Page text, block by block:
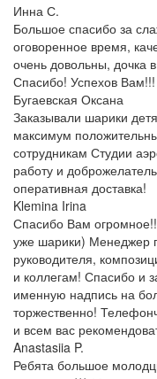
Инна С.
Большое спасибо за
оговоренное время,
очень довольны, дочка
Спасибо! Успехов Вам!!!
Бугаевская Оксана
Заказывали шарики
максимум
сотрудникам Студии
работу и
оперативная доставка!
Klemina Irina
Спасибо Вам
уже шарики) Менеджер
руководителя,
и коллегам! Спасибо и
именную надпись на
торжественно!
и всем вас
Anastasiia P.
Ребята большое